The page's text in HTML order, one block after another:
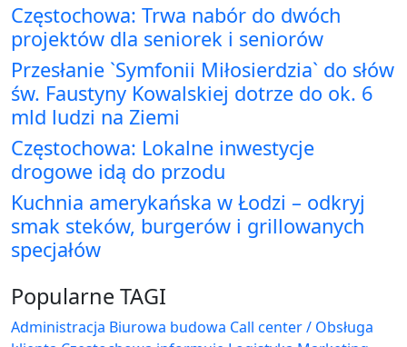
Częstochowa: Trwa nabór do dwóch
projektów dla seniorek i seniorów
Przesłanie `Symfonii Miłosierdzia` do słów
św. Faustyny Kowalskiej dotrze do ok. 6
mld ludzi na Ziemi
Częstochowa: Lokalne inwestycje
drogowe idą do przodu
Kuchnia amerykańska w Łodzi – odkryj
smak steków, burgerów i grillowanych
specjałów
Popularne TAGI
Administracja Biurowa budowa Call center / Obsługa